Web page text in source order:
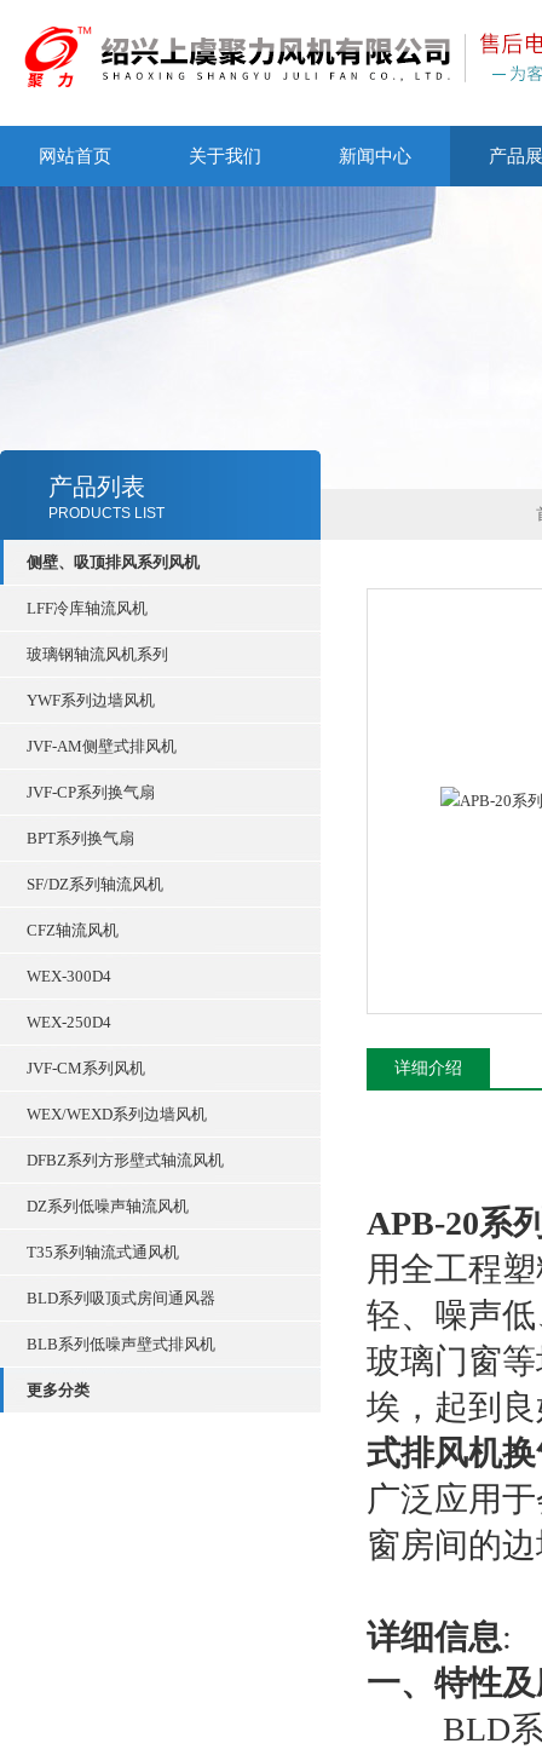
网站首页 关于我们 新闻中心 产品
产品列表
PRODUCTS LIST
侧壁、吸顶排风系列风机
LFF冷库轴流风机
玻璃钢轴流风机系列
YWF系列边墙风机
JVF-AM侧壁式排风机
JVF-CP系列换气扇
BPT系列换气扇
SF/DZ系列轴流风机
CFZ轴流风机
WEX-300D4
WEX-250D4
JVF-CM系列风机
WEX/WEXD系列边墙风机
DFBZ系列方形壁式轴流风机
DZ系列低噪声轴流风机
T35系列轴流式通风机
BLD系列吸顶式房间通风器
BLB系列低噪声壁式排风机
更多分类
详细介绍
APB-20系
用全工程
轻、噪声
玻璃门窗
埃，起到
式排风机
广泛应用
窗房间的
详细信息:
一、特性
BLD系列